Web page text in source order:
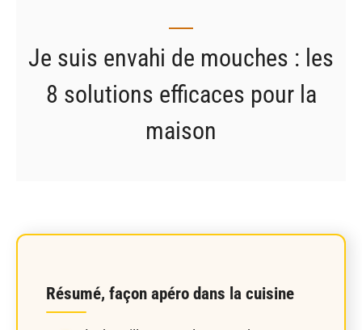
Je suis envahi de mouches : les
8 solutions efficaces pour la
maison
Résumé, façon apéro dans la cuisine